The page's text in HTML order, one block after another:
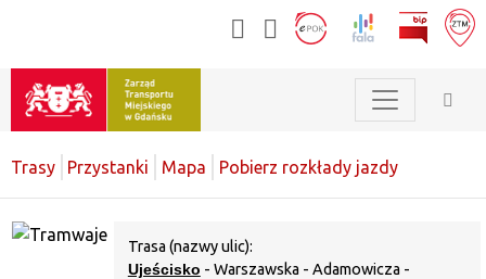
Trasy Przystanki Mapa Pobierz rozkłady jazdy
Trasa (nazwy ulic):
Ujeścisko - Warszawska - Adamowicza -